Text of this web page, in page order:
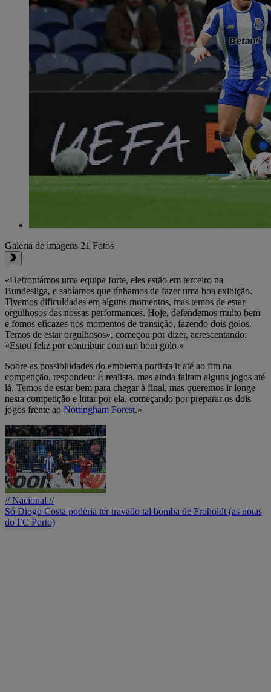
Galeria de imagens 21 Fotos
«Defrontámos uma equipa forte, eles estão em terceiro na
Bundesliga, e sabíamos que tínhamos de fazer uma boa exibição.
Tivemos dificuldades em alguns momentos, mas temos de estar
orgulhosos das nossas performances. Hoje, defendemos muito bem
e fomos eficazes nos momentos de transição, fazendo dois golos.
Temos de estar orgulhosos», começou por dizer, acrescentando:
«Estou feliz por contribuir com um bom golo.»
Sobre as possibilidades do emblema portista ir até ao fim na
competição, respondeu: É realista, mas ainda faltam alguns jogos até
lá. Temos de estar bem para chegar à final, mas queremos ir longe
nesta competição e lutar por ela, começando por preparar os dois
jogos frente ao Nottingham Forest.»
// Nacional //
Só Diogo Costa poderia ter travado tal bomba de Froholdt (as notas
do FC Porto)